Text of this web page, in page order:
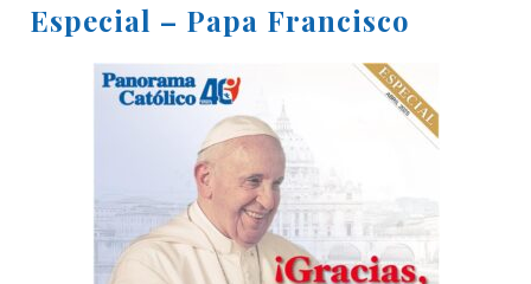
Especial – Papa Francisco